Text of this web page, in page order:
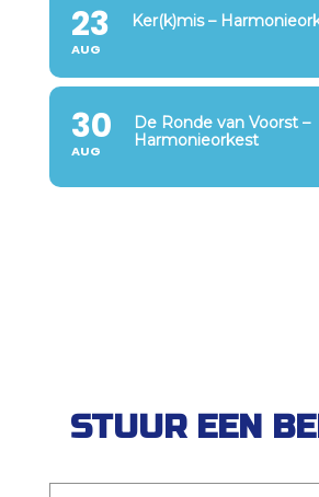
23
AUG
Ker(k)mis –
30
AUG
De Ronde van Voorst –
Harmonieorkest
STUUR EEN